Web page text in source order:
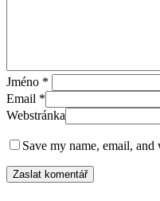
Jméno *
Email *
Webstránka
Save my name, email,